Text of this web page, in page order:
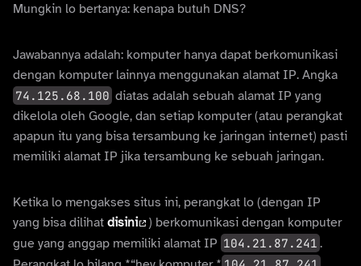
Mungkin lo bertanya: kenapa butuh DNS?
Jawabannya adalah: komputer hanya dapat berkomunikasi
dengan komputer lainnya menggunakan alamat IP. Angka
74.125.68.100 diatas adalah sebuah alamat IP yang
dikelola oleh Google, dan setiap komputer (atau perangkat
apapun itu yang bisa tersambung ke jaringan internet) pasti
memiliki alamat IP jika tersambung ke sebuah jaringan.
Ketika lo mengakses situs ini, perangkat lo (dengan IP
yang bisa dilihat disini
) berkomunikasi dengan komputer
gue yang anggap memiliki alamat IP 104.21.87.241 .